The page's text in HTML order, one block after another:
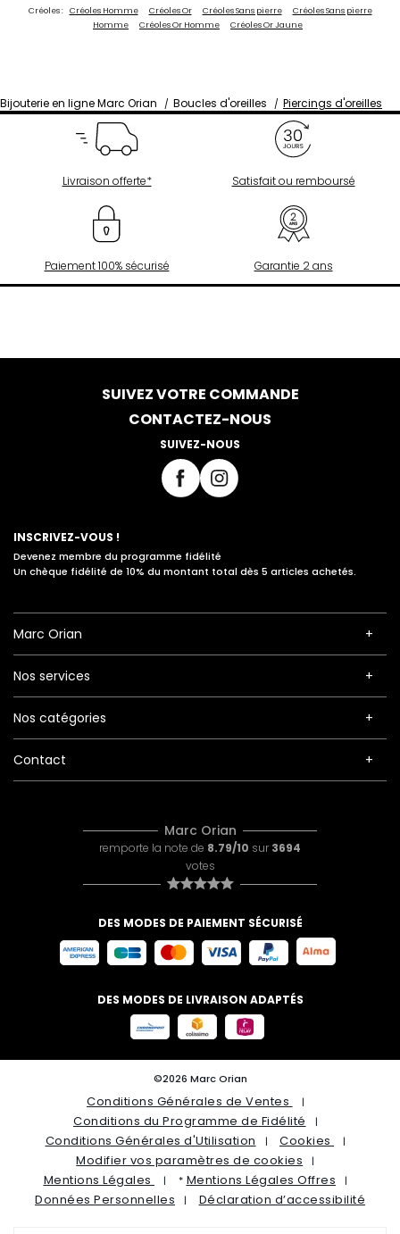
Créoles : Créoles Homme Créoles Or Créoles Sans pierre
Créoles Sans pierre
Homme
Créoles Or Homme Créoles Or Jaune
Bijouterie en ligne Marc Orian Boucles d'oreilles Piercings d'oreilles
Livraison offerte* Satisfait ou remboursé
Paiement 100% sécurisé Garantie 2 ans
SUIVEZ VOTRE COMMANDE
CONTACTEZ-NOUS
SUIVEZ-NOUS
INSCRIVEZ-VOUS !
Devenez membre du programme fidélité
Un chèque fidélité de 10% du montant total dès 5 articles achetés.
Marc Orian
Nos services
Nos catégories
Contact
Marc Orian
remporte la note de 8.79/10 sur 3694
votes
DES MODES DE PAIEMENT SÉCURISÉ
DES MODES DE LIVRAISON ADAPTÉS
©2026 Marc Orian
Conditions Générales de Ventes
Conditions du Programme de Fidélité
Conditions Générales d'Utilisation
Cookies
Modifier vos paramètres de cookies
Mentions Légales
* Mentions Légales Offres
Données Personnelles
Déclaration d’accessibilité